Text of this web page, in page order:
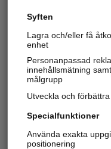
Syften
Lagra och/eller få
enhet
Personanpassad
innehållsmätning
målgrupp
Utveckla och
Specialfunktioner
Använda exakta
positionering